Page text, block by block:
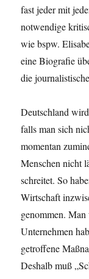
fast jeder mit
notwendige
wie bspw.
eine Biografie
die
Deutschland
falls man sich
momentan
Menschen nicht
schreitet. So
Wirtschaft
genommen.
Unternehmen
getroffene
Deshalb muß